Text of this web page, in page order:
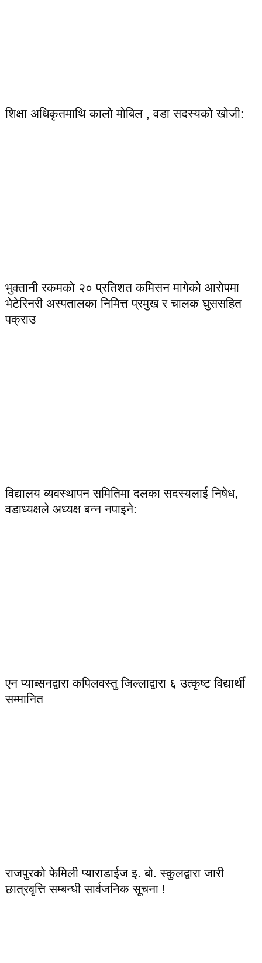
शिक्षा अधिकृतमाथि कालो मोबिल , वडा सदस्यको खोजी:
भुक्तानी रकमको २० प्रतिशत कमिसन मागेको आरोपमा
भेटेरिनरी अस्पतालका निमित्त प्रमुख र चालक घुससहित
पक्राउ
विद्यालय व्यवस्थापन समितिमा दलका सदस्यलाई निषेध,
वडाध्यक्षले अध्यक्ष बन्न नपाइने:
एन प्याब्सनद्वारा कपिलवस्तु जिल्लाद्वारा ६ उत्कृष्ट विद्यार्थी
सम्मानित
राजपुरको फेमिली प्याराडाईज इ. बो. स्कुलद्वारा जारी
छात्रवृत्ति सम्बन्धी सार्वजनिक सूचना !